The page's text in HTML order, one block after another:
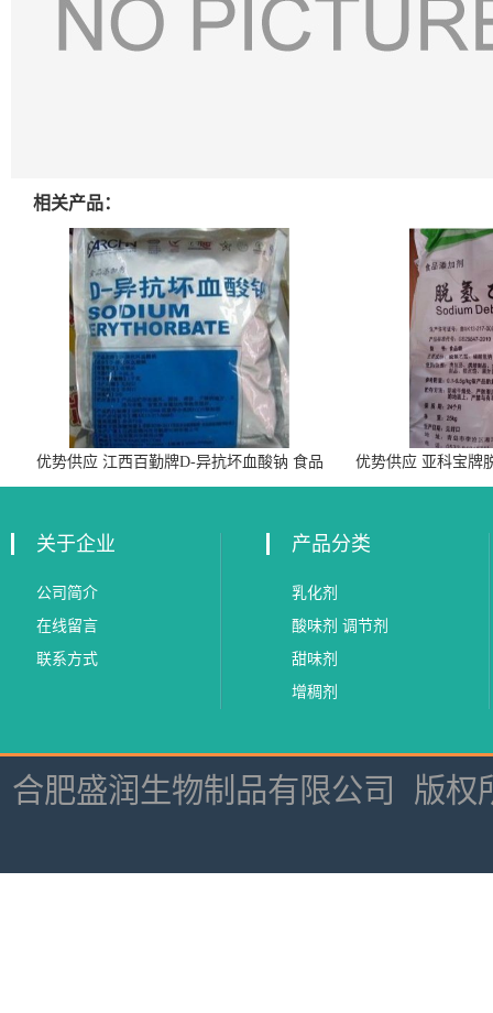
相关产品：
优势供应 江西百勤牌D-异抗坏血酸钠 食品
级抗氧化剂
优势供应 亚科宝牌
关于企业
公司简介
在线留言
联系方式
产品分类
乳化剂
酸味剂 调节剂
甜味剂
增稠剂
合肥盛润生物制品有限公司 版权